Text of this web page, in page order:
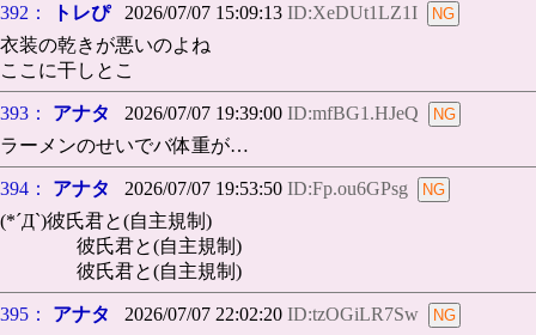
392： トレぴ2026/07/07 15:09:13 ID:XeDUt1LZ1I
衣装の乾きが悪いのよね
ここに干しとこ
393： アナタ 2026/07/07 19:39:00 ID:mfBG1.HJeQ
ラーメンのせいでバ体重が…
394： アナタ 2026/07/07 19:53:50 ID:Fp.ou6GPsg
(*´Д`)彼氏君と(自主規制)
彼氏君と(自主規制)
彼氏君と(自主規制)
395： アナタ 2026/07/07 22:02:20 ID:tzOGiLR7Sw